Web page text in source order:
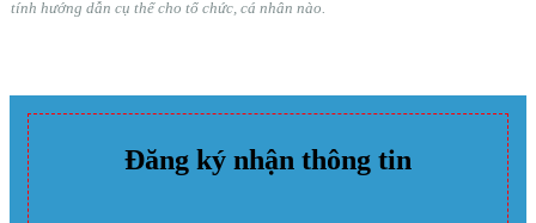
tính hướng dẫn cụ thể cho tổ chức, cá nhân nào.
Đăng ký nhận thông tin